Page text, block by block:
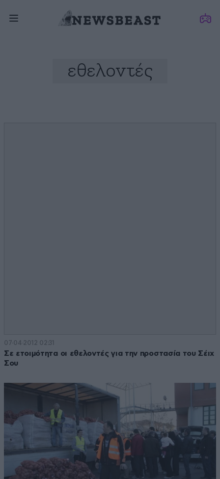
εθελοντές
07·04·2012 02:31
Σε ετοιμότητα οι εθελοντές για την προστασία του Σέιχ
Σου